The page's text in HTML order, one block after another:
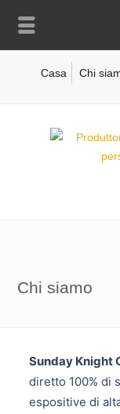
Casa Chi
Chi siamo
Sunday Knight
diretto 100% di
espositive di